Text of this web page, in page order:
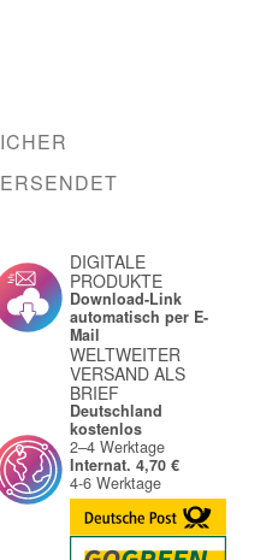
DIGITALE
PRODUKTE
Download-Link
automatisch per E-
Mail
WELTWEITER
VERSAND ALS
BRIEF
Deutschland
kostenlos
2–4 Werktage
Internat. 4,70 €
4-6 Werktage